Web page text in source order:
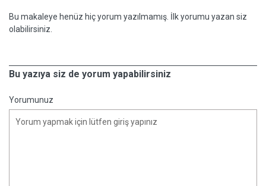
Bu makaleye henüz hiç yorum yazılmamış. İlk yorumu yazan siz
olabilirsiniz.
Bu yazıya siz de yorum yapabilirsiniz
Yorumunuz